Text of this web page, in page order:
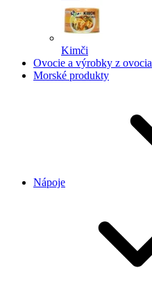
Kimči
Ovocie a výrobky z ovocia
Morské produkty
Nápoje